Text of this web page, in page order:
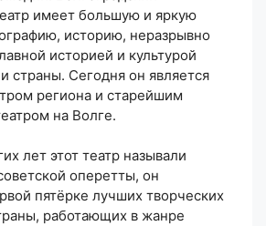
имеет большую и яркую
историю, неразрывно
историей и культурой
страны. Сегодня он является
региона и старейшим
на Волге.
лет этот театр называли
оперетты, он
пятёрке лучших творческих
работающих в жанре